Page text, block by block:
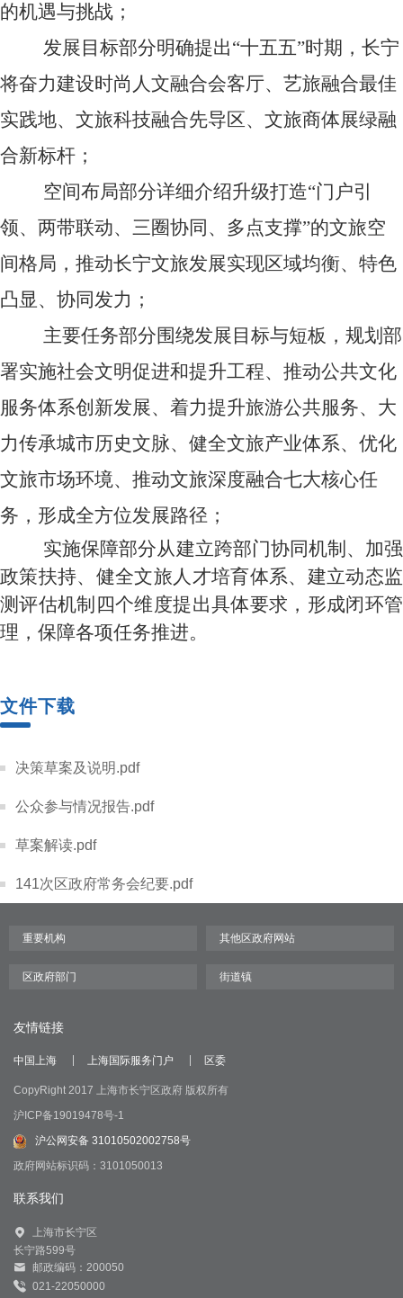
的机遇与挑战；
发展目标部分明确提出“十五五”时期，长宁
将奋力建设时尚人文融合会客厅、艺旅融合最佳
实践地、文旅科技融合先导区、文旅商体展绿融
合新标杆；
空间布局部分详细介绍升级打造“门户引
领、两带联动、三圈协同、多点支撑”的文旅空
间格局，推动长宁文旅发展实现区域均衡、特色
凸显、协同发力；
主要任务部分围绕发展目标与短板，规划部
署实施社会文明促进和提升工程、推动公共文化
服务体系创新发展、着力提升旅游公共服务、大
力传承城市历史文脉、健全文旅产业体系、优化
文旅市场环境、推动文旅深度融合七大核心任
务，形成全方位发展路径；
实施保障部分从建立跨部门协同机制、加强
政策扶持、健全文旅人才培育体系、建立动态监
测评估机制四个维度提出具体要求，形成闭环管
理，保障各项任务推进。
文件下载
决策草案及说明.pdf
公众参与情况报告.pdf
草案解读.pdf
141次区政府常务会纪要.pdf
友情链接
中国上海 上海国际服务门户 区委
CopyRight 2017 上海市长宁区政府 版权所有
沪ICP备19019478号-1
沪公网安备 31010502002758号
政府网站标识码：3101050013
联系我们
上海市长宁区
长宁路599号
邮政编码：200050
021-22050000